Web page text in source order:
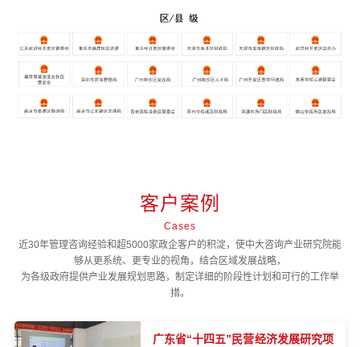
客户案例
Cases
近30年管理咨询经验和超5000家政企客户的积淀，使中大咨询产业研究院能
够从更系统、更专业的视角，结合区域发展战略，
为各级政府提供产业发展规划思路，制定详细的阶段性计划和可行的工作举
措。
广东省“十四五”民营经济发展研究项